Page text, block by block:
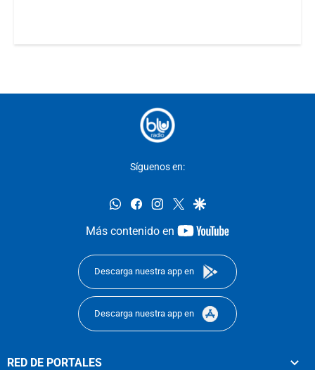
Síguenos en:
whatsappfacebookinstagram
twittergoogle
Más contenido en
youtube-
Descarga nuestra app en
Descarga nuestra app en
RED DE PORTALES